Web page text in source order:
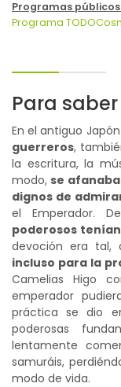
Programas
Programa
Para
En el antiguo Japón
guerreros,
la escritura, la
modo,se
dignos de
el Emperador.
poderosos
devoción era tal,
incluso para la
Camelias Higo
emperador
práctica se dio
poderosas
lentamente
samuráis,
modo de vida.